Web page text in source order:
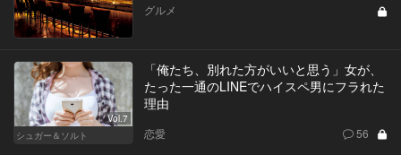
グルメ
Vol.7
シュガー＆ソルト
「俺たち、別れた方がいいと思う」女が、
たった一通のLINEでハイスペ男にフラれた
理由
恋愛 56